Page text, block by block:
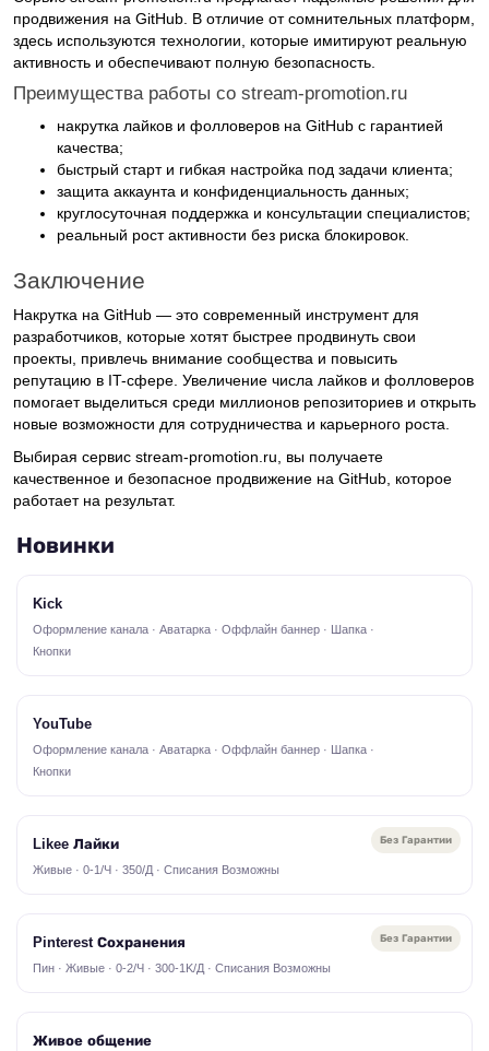
продвижения на GitHub. В отличие от сомнительных платформ,
здесь используются технологии, которые имитируют реальную
активность и обеспечивают полную безопасность.
Преимущества работы со stream-promotion.ru
накрутка лайков и фолловеров на GitHub с гарантией
качества;
быстрый старт и гибкая настройка под задачи клиента;
защита аккаунта и конфиденциальность данных;
круглосуточная поддержка и консультации специалистов;
реальный рост активности без риска блокировок.
Заключение
Накрутка на GitHub — это современный инструмент для
разработчиков, которые хотят быстрее продвинуть свои
проекты, привлечь внимание сообщества и повысить
репутацию в IT-сфере. Увеличение числа лайков и фолловеров
помогает выделиться среди миллионов репозиториев и открыть
новые возможности для сотрудничества и карьерного роста.
Выбирая сервис stream-promotion.ru, вы получаете
качественное и безопасное продвижение на GitHub, которое
работает на результат.
Новинки
Kick
Оформление канала · Аватарка · Оффлайн баннер · Шапка ·
Кнопки
YouTube
Оформление канала · Аватарка · Оффлайн баннер · Шапка ·
Кнопки
Без Гарантии
Likee Лайки
Живые · 0-1/Ч · 350/Д · Списания Возможны
Без Гарантии
Pinterest Сохранения
Пин · Живые · 0-2/Ч · 300-1K/Д · Списания Возможны
Живое общение